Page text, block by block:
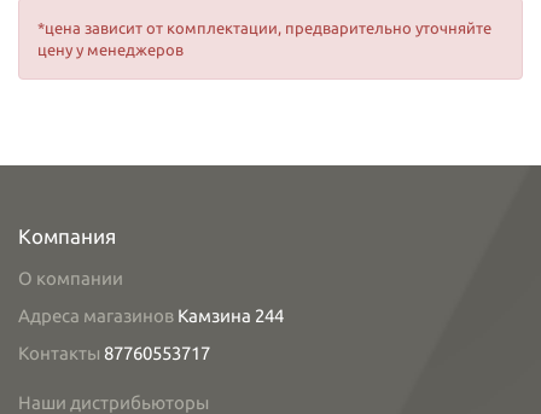
*цена зависит от комплектации, предварительно уточняйте
цену у менеджеров
Компания
О компании
Адреса магазинов Камзина 244
Контакты 87760553717
Наши дистрибьюторы